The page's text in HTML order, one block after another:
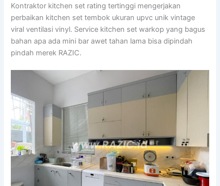
Kontraktor kitchen set rating tertinggi mengerjakan
perbaikan kitchen set tembok ukuran upvc unik vintage
viral ventilasi vinyl. Service kitchen set warkop yang bagus
bahan apa ada mini bar awet tahan lama bisa dipindah
pindah merek RAZIC.